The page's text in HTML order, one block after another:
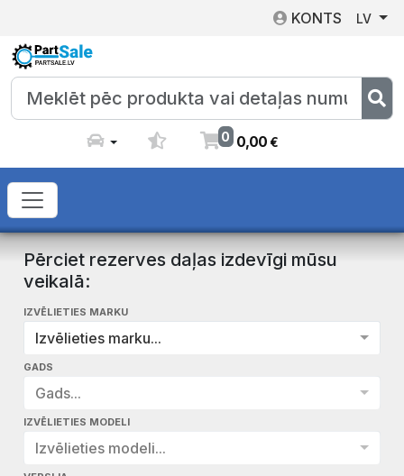
KONTS LV
0 0,00€
Pērciet rezerves daļas izdevīgi mūsu
veikalā:
IZVĒLIETIES MARKU
Izvēlieties marku...
GADS
Gads...
IZVĒLIETIES MODELI
Izvēlieties modeli...